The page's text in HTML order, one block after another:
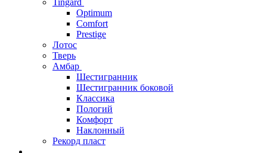
Tingard
Optimum
Comfort
Prestige
Лотос
Тверь
Амбар
Шестигранник
Шестигранник боковой
Классика
Пологий
Комфорт
Наклонный
Рекорд пласт